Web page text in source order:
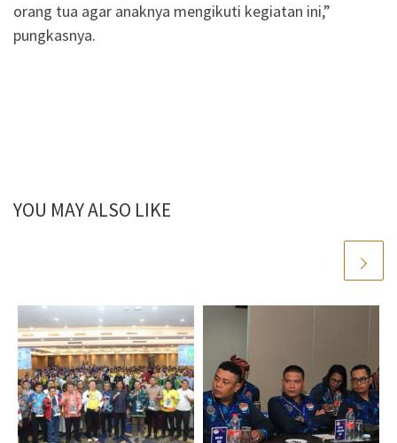
orang tua agar anaknya mengikuti kegiatan ini,”
pungkasnya.
YOU MAY ALSO LIKE